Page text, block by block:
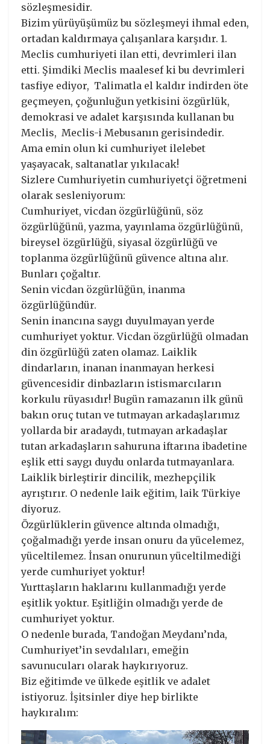
sözleşmesidir.
Bizim yürüyüşümüz bu sözleşmeyi ihmal eden,
ortadan kaldırmaya çalışanlara karşıdır. 1.
Meclis cumhuriyeti ilan etti, devrimleri ilan
etti. Şimdiki Meclis maalesef ki bu devrimleri
tasfiye ediyor, Talimatla el kaldır indirden öte
geçmeyen, çoğunluğun yetkisini özgürlük,
demokrasi ve adalet karşısında kullanan bu
Meclis, Meclis-i Mebusanın gerisindedir.
Ama emin olun ki cumhuriyet ilelebet
yaşayacak, saltanatlar yıkılacak!
Sizlere Cumhuriyetin cumhuriyetçi öğretmeni
olarak sesleniyorum:
Cumhuriyet, vicdan özgürlüğünü, söz
özgürlüğünü, yazma, yayınlama özgürlüğünü,
bireysel özgürlüğü, siyasal özgürlüğü ve
toplanma özgürlüğünü güvence altına alır.
Bunları çoğaltır.
Senin vicdan özgürlüğün, inanma
özgürlüğündür.
Senin inancına saygı duyulmayan yerde
cumhuriyet yoktur. Vicdan özgürlüğü olmadan
din özgürlüğü zaten olamaz. Laiklik
dindarların, inanan inanmayan herkesi
güvencesidir dinbazların istismarcıların
korkulu rüyasıdır! Bugün ramazanın ilk günü
bakın oruç tutan ve tutmayan arkadaşlarımız
yollarda bir aradaydı, tutmayan arkadaşlar
tutan arkadaşların sahuruna iftarına ibadetine
eşlik etti saygı duydu onlarda tutmayanlara.
Laiklik birleştirir dincilik, mezhepçilik
ayrıştırır. O nedenle laik eğitim, laik Türkiye
diyoruz.
Özgürlüklerin güvence altında olmadığı,
çoğalmadığı yerde insan onuru da yücelemez,
yüceltilemez. İnsan onurunun yüceltilmediği
yerde cumhuriyet yoktur!
Yurttaşların haklarını kullanmadığı yerde
eşitlik yoktur. Eşitliğin olmadığı yerde de
cumhuriyet yoktur.
O nedenle burada, Tandoğan Meydanı’nda,
Cumhuriyet’in sevdalıları, emeğin
savunucuları olarak haykırıyoruz.
Biz eğitimde ve ülkede eşitlik ve adalet
istiyoruz. İşitsinler diye hep birlikte
haykıralım: